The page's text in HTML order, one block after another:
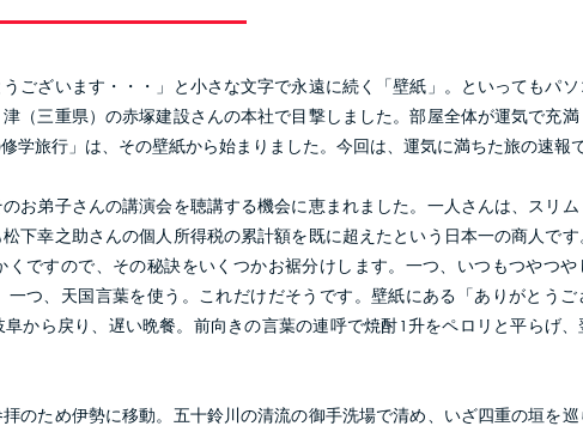
ざいます・・・」と小さな文字で永遠に続く「壁紙」。といってもパソ
（三重県）の赤塚建設さんの本社で目撃しました。部屋全体が運気で充
学旅行」は、その壁紙から始まりました。今回は、運気に満ちた旅の速報
お弟子さんの講演会を聴講する機会に恵まれました。一人さんは、スリ
下幸之助さんの個人所得税の累計額を既に超えたという日本一の商人で
ですので、その秘訣をいくつかお裾分けします。一つ、いつもつやつや
つ、天国言葉を使う。これだけだそうです。壁紙にある「ありがとうご
から戻り、遅い晩餐。前向きの言葉の連呼で焼酎1升をペロリと平らげ
のため伊勢に移動。五十鈴川の清流の御手洗場で清め、いざ四重の垣を